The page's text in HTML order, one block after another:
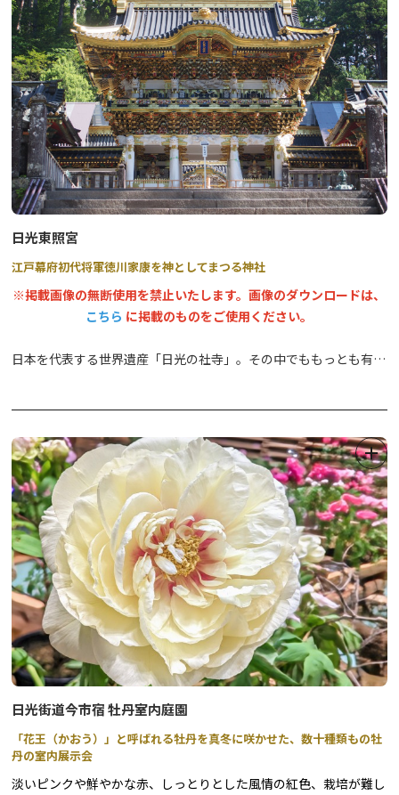
日光東照宮
江戸幕府初代将軍徳川家康を神としてまつる神社
※掲載画像の無断使用を禁止いたします。画像のダウンロードは、
こちら に掲載のものをご使用ください。
日本を代表する世界遺産「日光の社寺」。その中でももっとも有名
棟の建造物が並び、その豪華絢爛な美しさは圧巻です。全国各地か
ら集められた名工により、建物には漆や極彩色がほどこされ、柱な
どには数多くの彫刻が飾られています。
日光街道今市宿 牡丹室内庭園
「花王（かおう）」と呼ばれる牡丹を真冬に咲かせた、数十種類もの牡
丹の室内展示会
淡いピンクや鮮やかな赤、しっとりとした風情の紅色、栽培が難し